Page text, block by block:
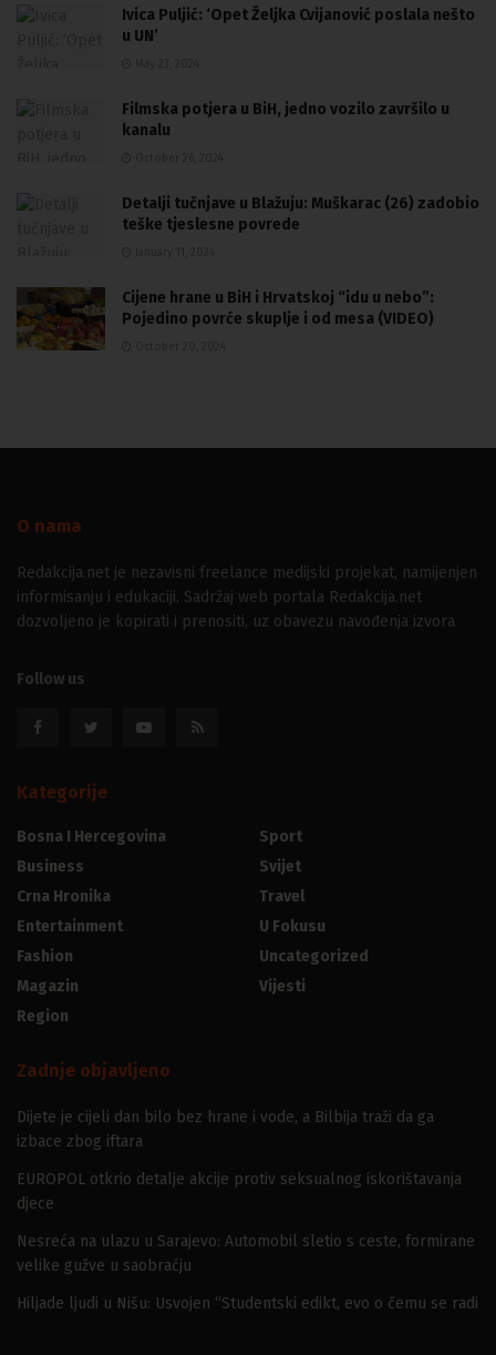
Ivica Puljić: ‘Opet Željka Cvijanović poslala nešto
u UN’
Filmska potjera u BiH, jedno vozilo završilo u
kanalu
Detalji tučnjave u Blažuju: Muškarac (26) zadobio
teške tjeslesne povrede
Cijene hrane u BiH i Hrvatskoj “idu u nebo”:
Pojedino povrće skuplje i od mesa (VIDEO)
O nama
Redakcija.net je nezavisni freelance medijski projekat, namijenjen
informisanju i edukaciji. Sadržaj web portala Redakcija.net
dozvoljeno je kopirati i prenositi, uz obavezu navođenja izvora
Follow us
Kategorije
Bosna I Hercegovina
Business
Crna Hronika
Entertainment
Fashion
Magazin
Region
Sport
Svijet
Travel
U Fokusu
Uncategorized
Vijesti
Zadnje objavljeno
Dijete je cijeli dan bilo bez hrane i vode, a Bilbija traži da ga
izbace zbog iftara
EUROPOL otkrio detalje akcije protiv seksualnog iskorištavanja
djece
Nesreća na ulazu u Sarajevo: Automobil sletio s ceste, formirane
velike gužve u saobraćju
Hiljade ljudi u Nišu: Usvojen “Studentski edikt, evo o čemu se radi